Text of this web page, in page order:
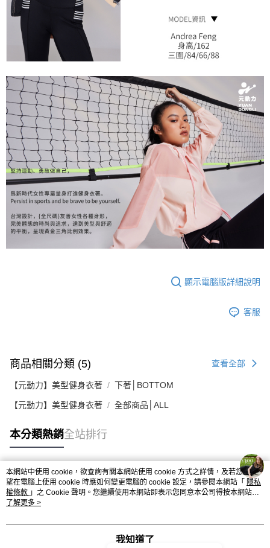
顯示電腦版詳細說明
客服
商品相關分類 (5) 查看全部
【元動力】美型健身衣著 下著│BOTTOM
【元動力】美型健身衣著 全部商品│ALL
本分類熱銷全站排行
熱門標籤
本網站中使用 cookie，欲查詢有關本網站使用 cookie 方式之詳情，及若您不希
望在電腦上使用 cookie 時應如何變更電腦的 cookie 設定，請參閱本網站「 隱私
權條款 」之 Cookie 聲明。您繼續使用本網站即表示您同意本公司得按本網站使
用條款之 Cookie 聲明使用 cookie。
了解更多 >
我知道了